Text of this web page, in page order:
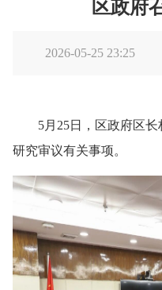
区政府
2026-05-25 23:25
5月25日，区政府区长
研究审议有关事项。